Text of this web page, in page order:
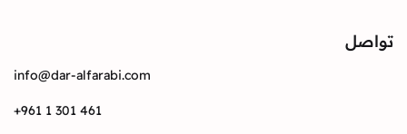
تواصل
info@dar-alfarabi.com
+961 1 301 461